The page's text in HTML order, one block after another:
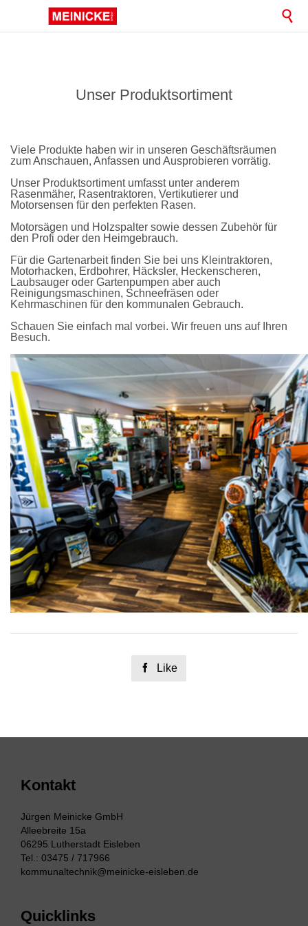

Unser Produktsortiment
Viele Produkte haben wir in unseren Geschäftsräumen
zum Anschauen, Anfassen und Ausprobieren vorrätig.
Unser Produktsortiment umfasst unter anderem
Rasenmäher, Rasentraktoren, Vertikutierer und
Motorsensen für den perfekten Rasen.
Motorsägen und Holzspalter sowie dessen Zubehör für
den Profi oder den Heimgebrauch.
Für die Gartenarbeit finden Sie bei uns Kleintraktoren,
Motorhacken, Erdbohrer, Häcksler, Heckenscheren,
Laubsauger oder Gartenpumpen aber auch
Reinigungsmaschinen, Schneefräsen oder
Kehrmaschinen für den kommunalen Gebrauch.
Schauen Sie einfach mal vorbei. Wir freuen uns auf Ihren
Besuch.
 Like
Kontakt
Jürgen Meinicke GmbH
Alleebreite 15a
06295 Lutherstadt Eisleben
Tel.: 03475 / 717966
kommunaltechnik@meinicke-eisleben.de
Quicklinks